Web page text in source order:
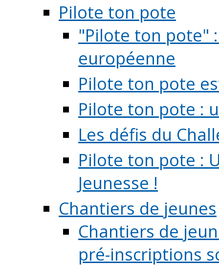
Pilote ton pote
"Pilote ton pote"
européenne
Pilote ton pote
Pilote ton pote :
Les défis du
Pilote ton pote :
Jeunesse !
Chantiers de jeunes
Chantiers de
pré-inscriptions